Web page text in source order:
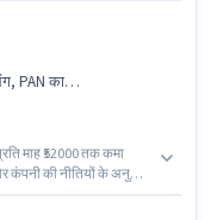
क्वेरी रेसोल्युशन
माह ₹52000 तक कमा
की नीतियों के अनुसार